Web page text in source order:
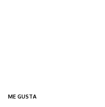
ME GUSTA